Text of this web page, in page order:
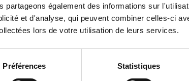
partageons également des informations sur
et d'analyse, qui peuvent combiner celles-ci
lors de votre utilisation de leurs services.
Préférences Statistiques
Quels sont les
Les secteurs de la
concernés par les